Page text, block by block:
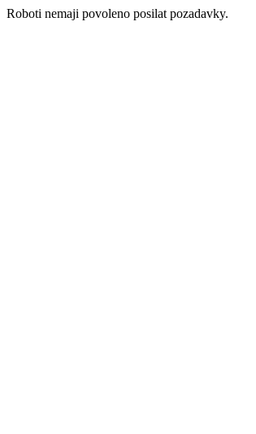
Roboti nemaji povoleno posilat pozadavky.